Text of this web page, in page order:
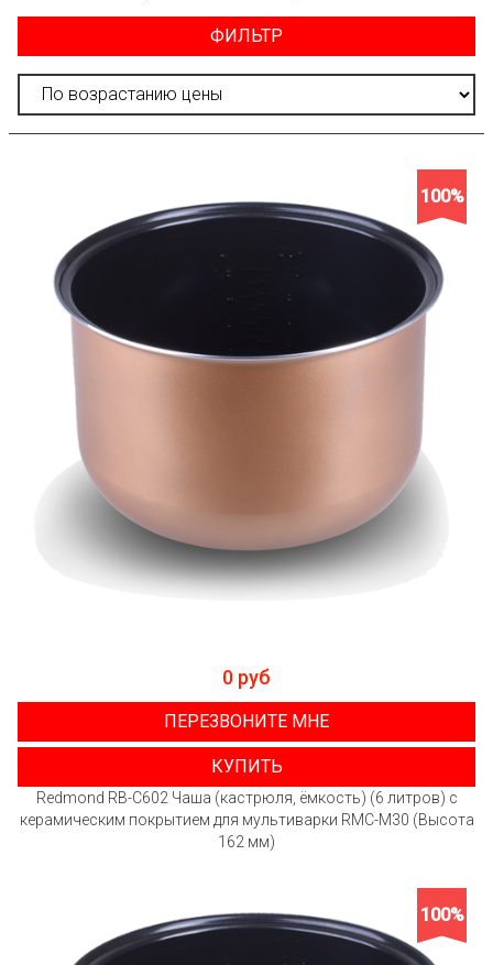
ФИЛЬТР
100%
0 руб
ПЕРЕЗВОНИТЕ МНЕ
КУПИТЬ
Redmond RB-C602 Чаша (кастрюля, ёмкость) (6 литров) с
керамическим покрытием для мультиварки RMC-M30 (Высота
162 мм)
100%